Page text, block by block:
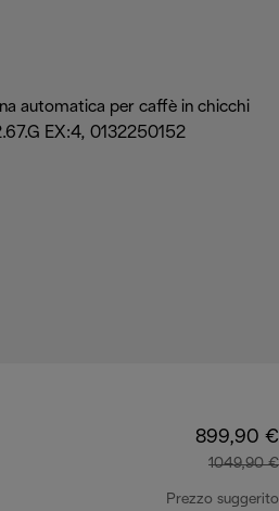
899,90 €
1049,90 €
Prezzo suggerito